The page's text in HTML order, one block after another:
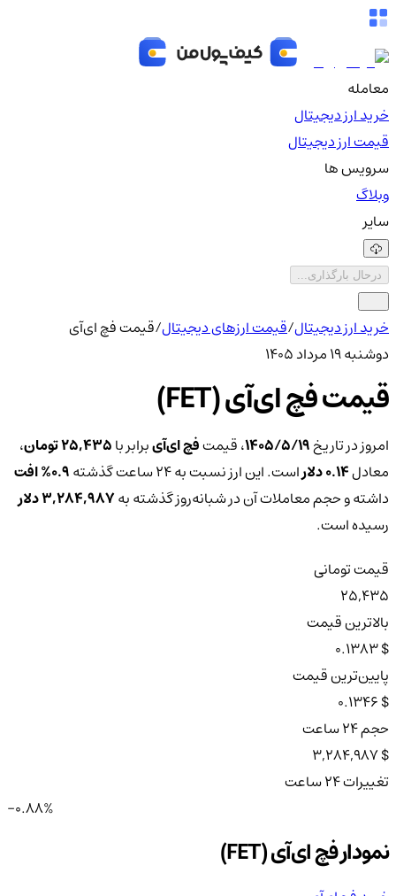
معامله
خرید ارز دیجیتال
قیمت ارز دیجیتال
سرویس ها
وبلاگ
سایر
درحال بارگذاری...
خرید ارز دیجیتال/قیمت ارزهای دیجیتال/قیمت فچ ای‌آی
دوشنبه ۱۹ مرداد ۱۴۰۵
قیمت فچ ای‌آی (FET)
امروز در تاریخ۱۴۰۵/۵/۱۹، قیمتفچ ای‌آیبرابر با25,435 تومان
،
معادل0.14 دلار است. این ارز نسبت به ۲۴ ساعت گذشته 0.9% افت
داشته و حجم معاملات آن در شبانه‌روز گذشته به3,284,987 دلار
رسیده است.
قیمت تومانی
25,435
بالاترین قیمت
$ 0.1383
پایین‌ترین قیمت
$ 0.1346
حجم ۲۴ ساعت
$ 3,284,987
تغییرات ۲۴ ساعت
-0.88%
نمودار فچ ای‌آی (FET)